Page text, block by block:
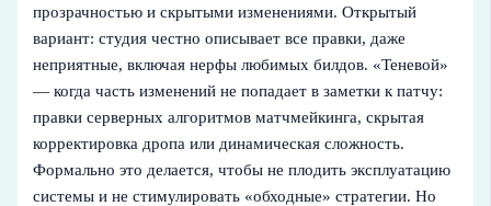
прозрачностью и скрытыми изменениями. Открытый
вариант: студия честно описывает все правки, даже
неприятные, включая нерфы любимых билдов. «Теневой»
— когда часть изменений не попадает в заметки к патчу:
правки серверных алгоритмов матчмейкинга, скрытая
корректировка дропа или динамическая сложность.
Формально это делается, чтобы не плодить эксплуатацию
системы и не стимулировать «обходные» стратегии. Но